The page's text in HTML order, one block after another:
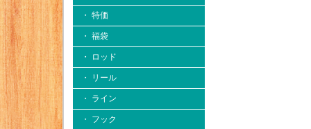
・ 特価
・ 福袋
・ ロッド
・ リール
・ ライン
・ フック